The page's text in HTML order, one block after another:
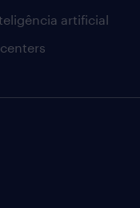
artificial